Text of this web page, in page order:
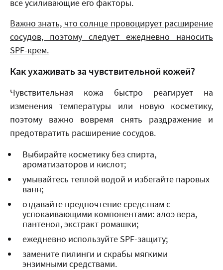
все усиливающие его факторы.
Важно знать, что солнце провоцирует расширение
сосудов, поэтому следует ежедневно наносить
SPF-крем.
Как ухаживать за чувствительной кожей?
Чувствительная кожа быстро реагирует на
изменения температуры или новую косметику,
поэтому важно вовремя снять раздражение и
предотвратить расширение сосудов.
Выбирайте косметику без спирта,
ароматизаторов и кислот;
умывайтесь теплой водой и избегайте паровых
ванн;
отдавайте предпочтение средствам с
успокаивающими компонентами: алоэ вера,
пантенол, экстракт ромашки;
ежедневно используйте SPF-защиту;
замените пилинги и скрабы мягкими
энзимными средствами.